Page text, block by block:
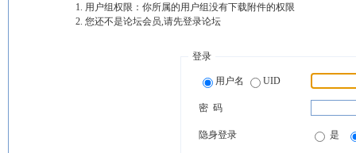
用户组权限：你所属的用户组没有下载附件的权限
您还不是论坛会员,请先登录论坛
登录
用户名 UID
密 码
隐身登录 是